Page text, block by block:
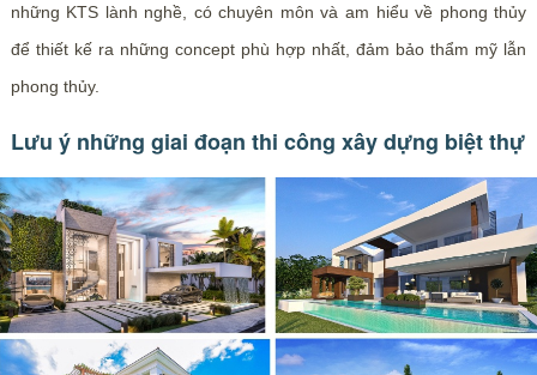
những KTS lành nghề, có chuyên môn và am hiểu về phong thủy
để thiết kế ra những concept phù hợp nhất, đảm bảo thẩm mỹ lẫn
phong thủy.
Lưu ý những giai đoạn thi công xây dựng biệt thự